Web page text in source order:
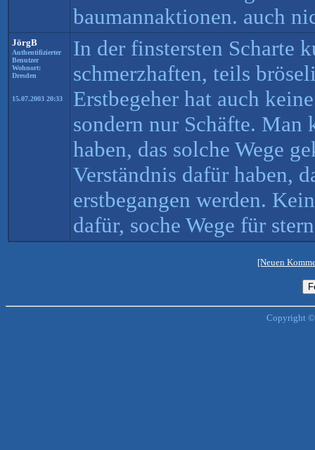
baumannaktionen. auch
JörgB
Authentifizierter
Benutzer
Wohnort:
Dresden
15.07.2003 20:33
In der finstersten Scharte
schmerzhaften, teils
Erstbegeher hat auch
sondern nur Schäfte. Man
haben, das solche Wege
Verständnis dafür haben,
erstbegangen werden.
dafür, soche Wege für
[Neuen
Copyright ©